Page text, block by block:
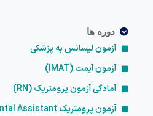
دوره ها
آزمون لیسانس به پزشکی
آزمون آیمت (IMAT)
آمادگی آزمون پرومتریک (RN)
آزمون پرومتریک Dental Assistant